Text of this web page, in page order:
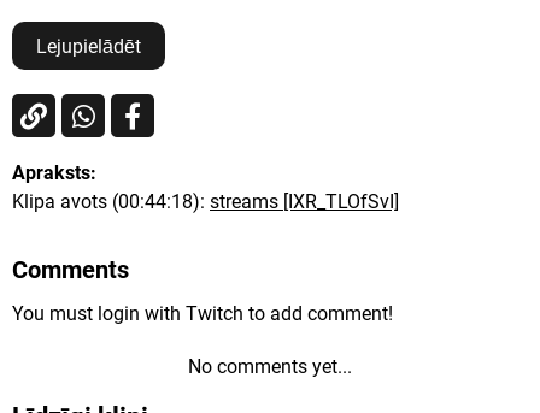
Lejupielādēt
Apraksts:
Klipa avots (00:44:18): streams [IXR_TLOfSvI]
Comments
You must login with Twitch to add comment!
No comments yet...